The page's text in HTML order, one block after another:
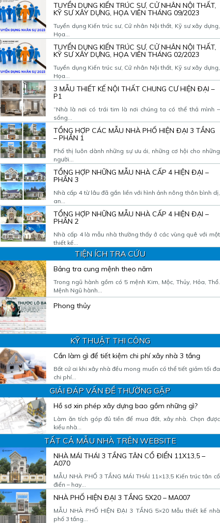
TUYỂN DỤNG KIẾN TRÚC SƯ, CỬ NHÂN NỘI THẤT,
KỸ SƯ XÂY DỰNG, HỌA VIÊN THÁNG 09/2023
Tuyển dụng Kiến trúc sư, Cử nhân Nội thất, Kỹ sư xây dựng,
Họa...
TUYỂN DỤNG KIẾN TRÚC SƯ, CỬ NHÂN NỘI THẤT,
KỸ SƯ XÂY DỰNG, HỌA VIÊN THÁNG 02/2023
Tuyển dụng Kiến trúc sư, Cử nhân Nội thất, Kỹ sư xây dựng,
Họa...
3 MẪU THIẾT KẾ NỘI THẤT CHUNG CƯ HIỆN ĐẠI –
P1
“Nhà là nơi có trái tim là nơi chúng ta có thể thả mình –
sống...
TỔNG HỢP CÁC MẪU NHÀ PHỐ HIỆN ĐẠI 3 TẦNG
– PHẦN 1
Phố thị luôn dành những sự ưu ái, những cơ hội cho những
người...
TỔNG HỢP NHỮNG MẪU NHÀ CẤP 4 HIỆN ĐẠI –
PHẦN 3
Nhà cấp 4 từ lâu đã gắn liền với hình ảnh nông thôn bình dị,
an...
TỔNG HỢP NHỮNG MẪU NHÀ CẤP 4 HIỆN ĐẠI –
PHẦN 2
Nhà cấp 4 là mẫu nhà thường thấy ở các vùng quê với một
thiết kế...
TIỆN ÍCH TRA CỨU
Bảng tra cung mệnh theo năm
Trong ngũ hành gồm có 5 mệnh Kim, Mộc, Thủy, Hỏa, Thổ.
Mệnh Ngũ hành...
Phong thủy
KỸ THUẬT THI CÔNG
Cần làm gì để tiết kiệm chi phí xây nhà 3 tầng
Bất cứ ai khi xây nhà đều mong muốn có thể tiết giảm tối đa
chi phí...
GIẢI ĐÁP VẤN ĐỀ THƯỜNG GẶP
Hồ sơ xin phép xây dựng bao gồm những gì?
Làm ăn tích góp đủ tiền để mua đất, xây nhà. Chọn được
kiểu nhà...
TẤT CẢ MẪU NHÀ TRÊN WEBSITE
NHÀ MÁI THÁI 3 TẦNG TÂN CỔ ĐIỂN 11X13,5 –
A070
MẪU NHÀ PHỐ 3 TẦNG MÁI THÁI 11×13,5 Kiến trúc tân cổ
điển – hay...
NHÀ PHỐ HIỆN ĐẠI 3 TẦNG 5X20 – MA007
MẪU NHÀ PHỐ HIỆN ĐẠI 3 TẦNG 5×20 Mẫu thiết kế nhà
phố 3 tầng...